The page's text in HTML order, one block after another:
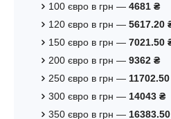
100 євро в грн — 4681 ₴
120 євро в грн — 5617.20
150 євро в грн — 7021.50
200 євро в грн — 9362 ₴
250 євро в грн —
300 євро в грн — 14043 ₴
350 євро в грн —